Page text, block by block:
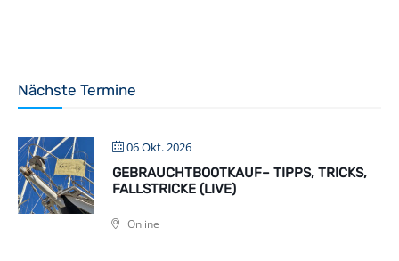
Nächste Termine
06 Okt. 2026
GEBRAUCHTBOOTKAUF– TIPPS, TRICKS,
FALLSTRICKE (LIVE)
Online